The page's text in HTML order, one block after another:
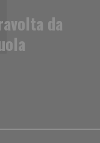
da